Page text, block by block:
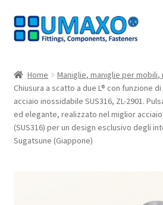
Vai
alla
Vai
al
AGB
Carrello
Home
Maniglie, maniglie per
Chiusura a scatto a due L® con funzione
acciaio inossidabile SUS316, ZL-2901.
ed elegante, realizzato nel miglior
(SUS316) per un design esclusivo degli
Sugatsune (Giappone)